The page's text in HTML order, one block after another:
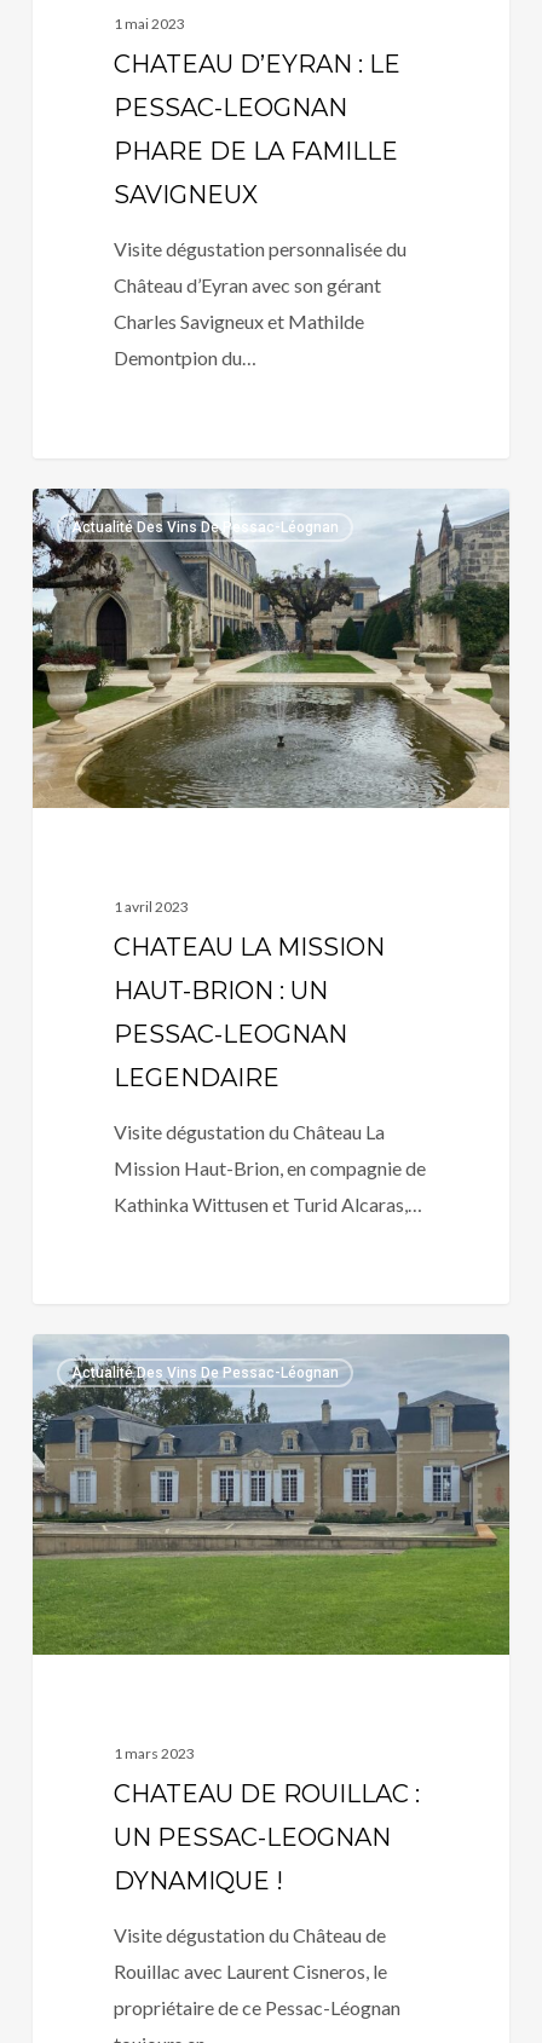
1 mai 2023
CHATEAU D’EYRAN : LE
PESSAC-LEOGNAN
PHARE DE LA FAMILLE
SAVIGNEUX
Visite dégustation personnalisée du
Château d’Eyran avec son gérant
Charles Savigneux et Mathilde
Demontpion du…
CHATEAU
LA
MISSION
HAUT-
BRION
:
UN
PESSAC-
LEOGNAN
Actualité Des Vins De Pessac-Léognan
1 avril 2023
CHATEAU LA MISSION
HAUT-BRION : UN
PESSAC-LEOGNAN
LEGENDAIRE
Visite dégustation du Château La
Mission Haut-Brion, en compagnie de
Kathinka Wittusen et Turid Alcaras,…
CHATEAU
DE
ROUILLAC
:
UN
PESSAC-
LEOGNAN
DYNAMIQUE
!
Actualité Des Vins De Pessac-Léognan
1 mars 2023
CHATEAU DE ROUILLAC :
UN PESSAC-LEOGNAN
DYNAMIQUE !
Visite dégustation du Château de
Rouillac avec Laurent Cisneros, le
propriétaire de ce Pessac-Léognan